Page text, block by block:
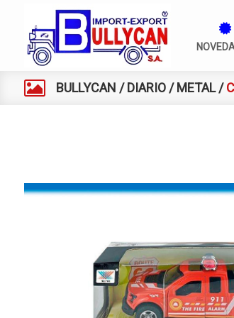
BULLYCAN / DIARIO/ METAL/